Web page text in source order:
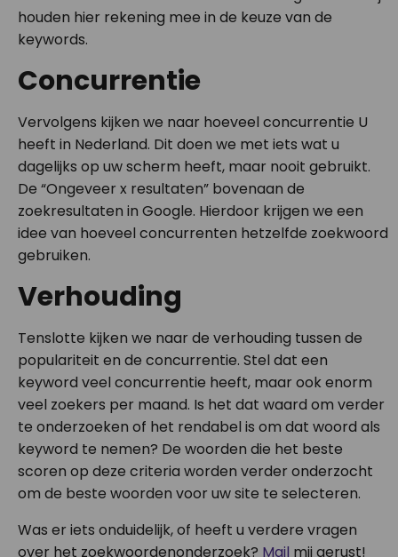
houden hier rekening mee in de keuze van de
keywords.
Concurrentie
Vervolgens kijken we naar hoeveel concurrentie U
heeft in Nederland. Dit doen we met iets wat u
dagelijks op uw scherm heeft, maar nooit gebruikt.
De “Ongeveer x resultaten” bovenaan de
zoekresultaten in Google. Hierdoor krijgen we een
idee van hoeveel concurrenten hetzelfde zoekwoord
gebruiken.
Verhouding
Tenslotte kijken we naar de verhouding tussen de
populariteit en de concurrentie. Stel dat een
keyword veel concurrentie heeft, maar ook enorm
veel zoekers per maand. Is het dat waard om verder
te onderzoeken of het rendabel is om dat woord als
keyword te nemen? De woorden die het beste
scoren op deze criteria worden verder onderzocht
om de beste woorden voor uw site te selecteren.
Was er iets onduidelijk, of heeft u verdere vragen
over het zoekwoordenonderzoek? Mail mij gerust!